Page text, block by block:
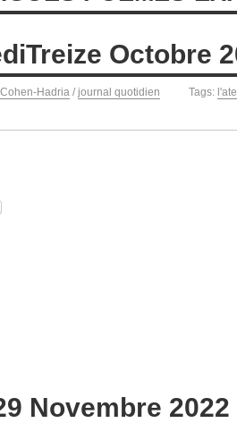
Octobre
Hadria / journal quotidien Tags:
Novembre 2022